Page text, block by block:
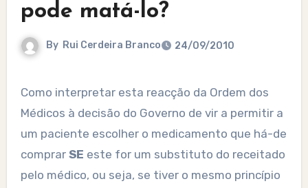
pode matá-lo?
By Rui Cerdeira Branco 24/09/2010
Como interpretar esta reacção da Ordem dos
Médicos à decisão do Governo de vir a permitir a
um paciente escolher o medicamento que há-de
comprar SE este for um substituto do receitado
pelo médico, ou seja, se tiver o mesmo princípio